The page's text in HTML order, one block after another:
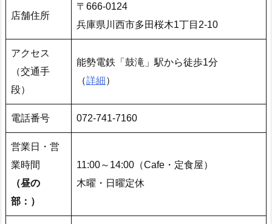
店舗住所
〒666-0124
兵庫県川西市多田桜木1丁目2-10
アクセス
（交通手
段）
能勢電鉄「鼓滝」駅から徒歩1分
（詳細）
電話番号 072-741-7160
営業日・営
業時間
（昼の
部：）
11:00～14:00（Cafe・定食屋）
木曜・日曜定休